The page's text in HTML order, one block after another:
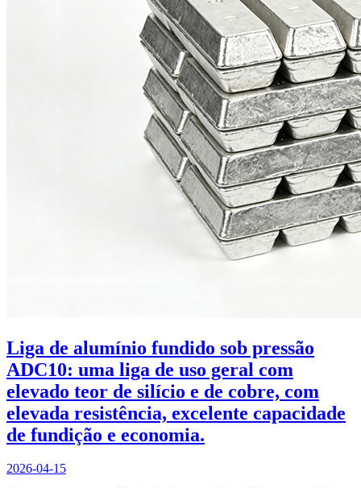
Liga de alumínio fundido sob pressão
ADC10: uma liga de uso geral com
elevado teor de silício e de cobre, com
elevada resistência, excelente capacidade
de fundição e economia.
2026-04-15